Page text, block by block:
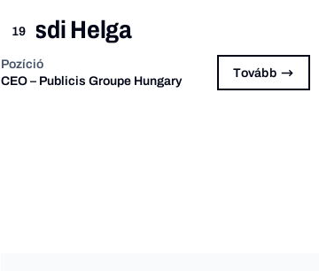
19
Sásdi Helga
Pozíció
CEO – Publicis Groupe Hungary
Tovább